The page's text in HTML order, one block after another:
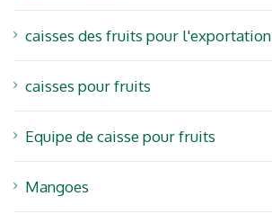
caisses des fruits pour l'exportation
caisses pour fruits
Equipe de caisse pour fruits
Mangoes